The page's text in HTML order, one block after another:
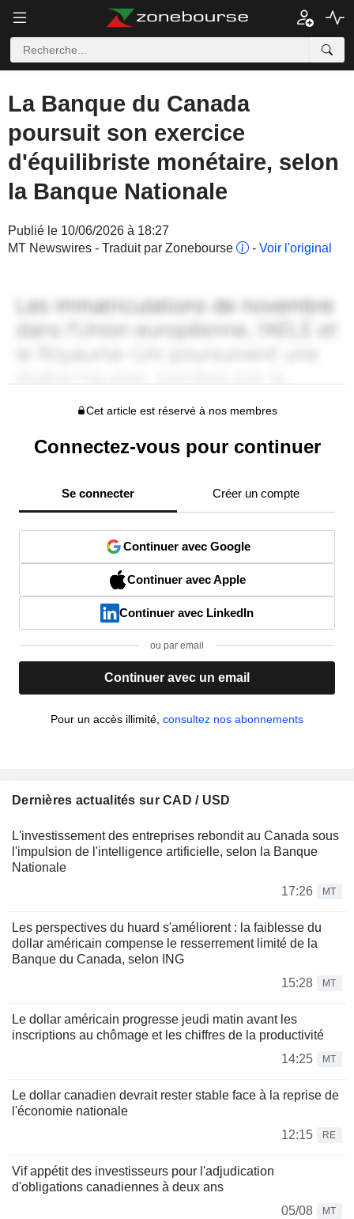
La Banque du Canada
poursuit son exercice
d'équilibriste monétaire, selon
la Banque Nationale
Publié le 10/06/2026 à 18:27
MT Newswires - Traduit par Zonebourse
- Voir l'original
Cet article est réservé à nos membres
Connectez-vous pour continuer
Se connecter Créer un compte
Continuer avec Google
Continuer avec Apple
Continuer avec LinkedIn
ou par email
Continuer avec un email
Pour un accès illimité, consultez nos abonnements
Dernières actualités sur CAD / USD
L'investissement des entreprises rebondit au Canada sous
l'impulsion de l'intelligence artificielle, selon la Banque
Nationale
17:26
MT
Les perspectives du huard s'améliorent : la faiblesse du
dollar américain compense le resserrement limité de la
Banque du Canada, selon ING
15:28
MT
Le dollar américain progresse jeudi matin avant les
inscriptions au chômage et les chiffres de la productivité
14:25
MT
Le dollar canadien devrait rester stable face à la reprise de
l'économie nationale
12:15
RE
Vif appétit des investisseurs pour l'adjudication
d'obligations canadiennes à deux ans
05/08
MT